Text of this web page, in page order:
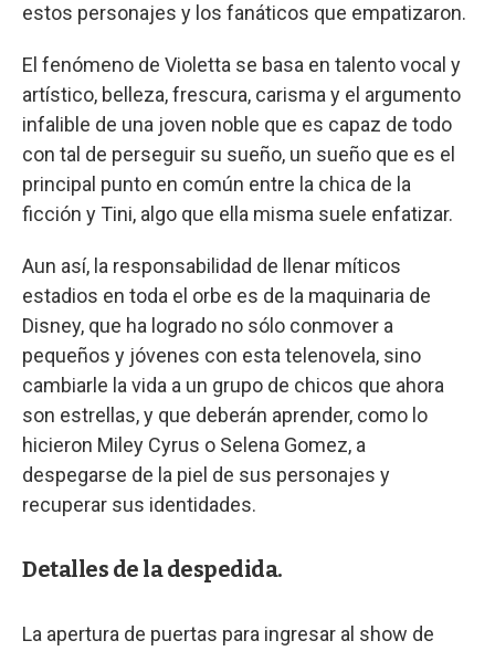
estos personajes y los fanáticos que empatizaron.
El fenómeno de Violetta se basa en talento vocal y
artístico, belleza, frescura, carisma y el argumento
infalible de una joven noble que es capaz de todo
con tal de perseguir su sueño, un sueño que es el
principal punto en común entre la chica de la
ficción y Tini, algo que ella misma suele enfatizar.
Aun así, la responsabilidad de llenar míticos
estadios en toda el orbe es de la maquinaria de
Disney, que ha logrado no sólo conmover a
pequeños y jóvenes con esta telenovela, sino
cambiarle la vida a un grupo de chicos que ahora
son estrellas, y que deberán aprender, como lo
hicieron Miley Cyrus o Selena Gomez, a
despegarse de la piel de sus personajes y
recuperar sus identidades.
Detalles de la despedida.
La apertura de puertas para ingresar al show de